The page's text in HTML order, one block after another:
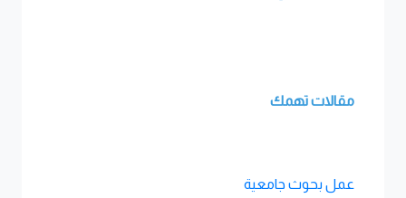
مقالات تهمك
عمل بحوث جامعية